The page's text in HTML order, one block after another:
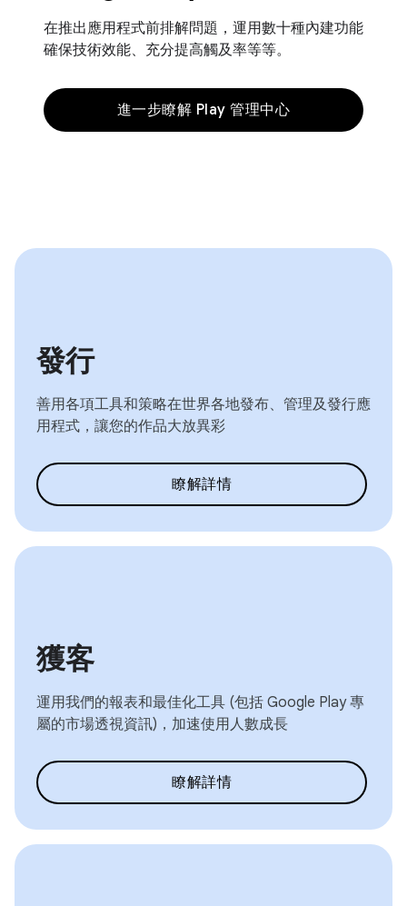
在推出應用程式前排解問題，運用數十種內建功能
確保技術效能、充分提高觸及率等等。
進一步瞭解 Play 管理中心
發行
善用各項工具和策略在世界各地發布、管理及發行應
用程式，讓您的作品大放異彩
瞭解詳情
獲客
運用我們的報表和最佳化工具 (包括 Google Play 專
屬的市場透視資訊)，加速使用人數成長
瞭解詳情